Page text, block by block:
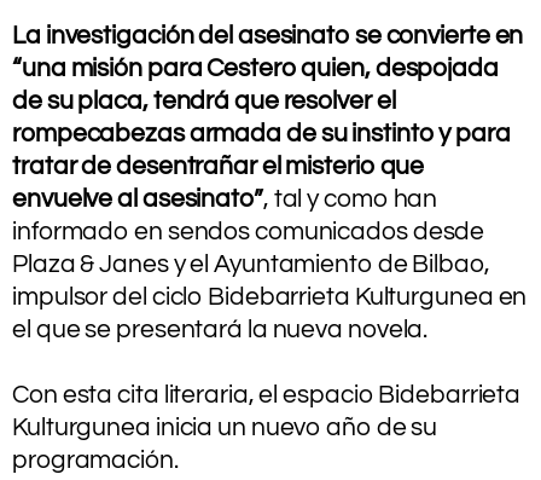
La investigación del asesinato se convierte en
“una misión para Cestero quien, despojada
de su placa, tendrá que resolver el
rompecabezas armada de su instinto y para
tratar de desentrañar el misterio que
envuelve al asesinato”, tal y como han
informado en sendos comunicados desde
Plaza & Janes y el Ayuntamiento de Bilbao,
impulsor del ciclo Bidebarrieta Kulturgunea en
el que se presentará la nueva novela.
Con esta cita literaria, el espacio Bidebarrieta
Kulturgunea inicia un nuevo año de su
programación.